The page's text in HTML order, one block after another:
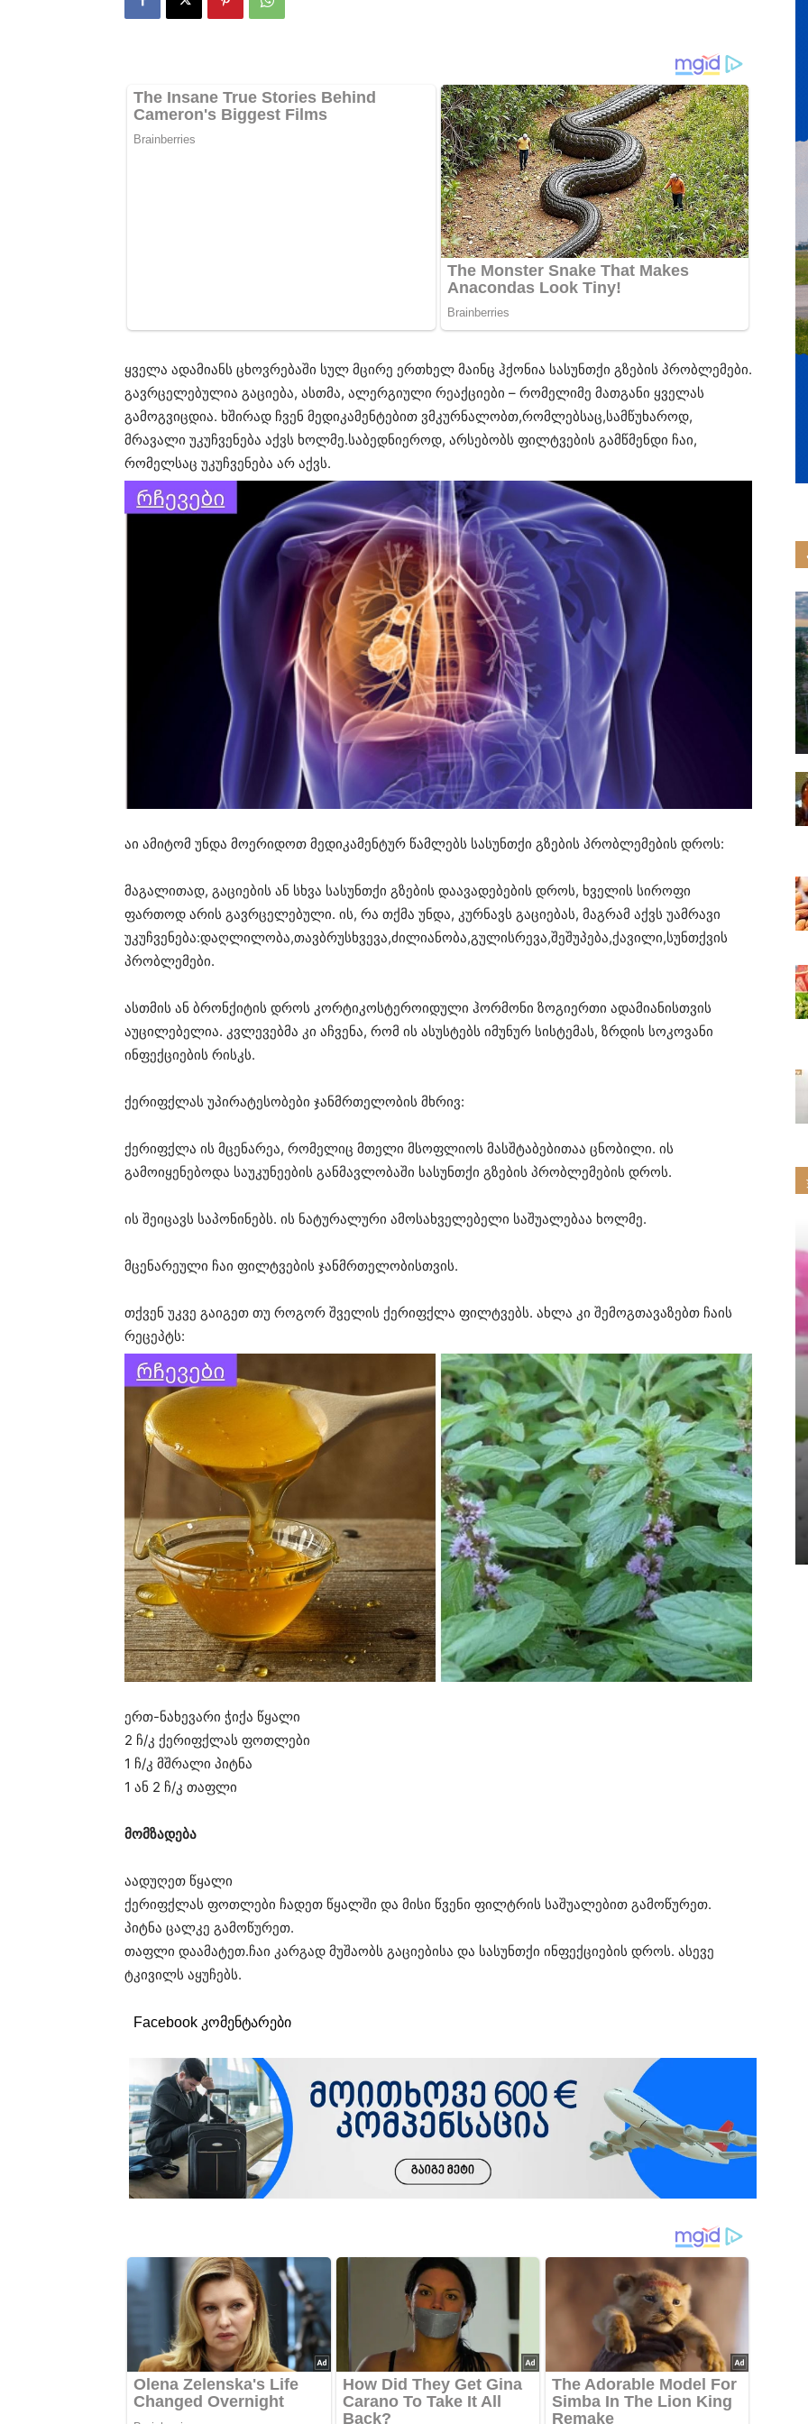
ყველა ადამიანს ცხოვრებაში სულ მცირე ერთხელ მაინც ჰქონია სასუნთქი გზების პრობლემები.
გავრცელებულია გაციება, ასთმა, ალერგიული რეაქციები – რომელიმე მათგანი ყველას
გამოგვიცდია. ხშირად ჩვენ მედიკამენტებით ვმკურნალობთ,რომლებსაც,სამწუხაროდ,
მრავალი უკუჩვენება აქვს ხოლმე.საბედნიეროდ, არსებობს ფილტვების გამწმენდი ჩაი,
რომელსაც უკუჩვენება არ აქვს.
აი ამიტომ უნდა მოერიდოთ მედიკამენტურ წამლებს სასუნთქი გზების პრობლემების დროს:
მაგალითად, გაციების ან სხვა სასუნთქი გზების დაავადებების დროს, ხველის სიროფი
ფართოდ არის გავრცელებული. ის, რა თქმა უნდა, კურნავს გაციებას, მაგრამ აქვს უამრავი
უკუჩვენება:დაღლილობა,თავბრუსხვევა,ძილიანობა,გულისრევა,შეშუპება,ქავილი,სუნთქვის
პრობლემები.
ასთმის ან ბრონქიტის დროს კორტიკოსტეროიდული ჰორმონი ზოგიერთი ადამიანისთვის
აუცილებელია. კვლევებმა კი აჩვენა, რომ ის ასუსტებს იმუნურ სისტემას, ზრდის სოკოვანი
ინფექციების რისკს.
ქერიფქლას უპირატესობები ჯანმრთელობის მხრივ:
ქერიფქლა ის მცენარეა, რომელიც მთელი მსოფლიოს მასშტაბებითაა ცნობილი. ის
გამოიყენებოდა საუკუნეების განმავლობაში სასუნთქი გზების პრობლემების დროს.
ის შეიცავს საპონინებს. ის ნატურალური ამოსახველებელი საშუალებაა ხოლმე.
მცენარეული ჩაი ფილტვების ჯანმრთელობისთვის.
თქვენ უკვე გაიგეთ თუ როგორ შველის ქერიფქლა ფილტვებს. ახლა კი შემოგთავაზებთ ჩაის
რეცეპტს:
ერთ-ნახევარი ჭიქა წყალი
2 ჩ/კ ქერიფქლას ფოთლები
1 ჩ/კ მშრალი პიტნა
1 ან 2 ჩ/კ თაფლი
მომზადება
აადუღეთ წყალი
ქერიფქლას ფოთლები ჩადეთ წყალში და მისი წვენი ფილტრის საშუალებით გამოწურეთ.
პიტნა ცალკე გამოწურეთ.
თაფლი დაამატეთ.ჩაი კარგად მუშაობს გაციებისა და სასუნთქი ინფექციების დროს. ასევე
ტკივილს აყუჩებს.
Facebook კომენტარები